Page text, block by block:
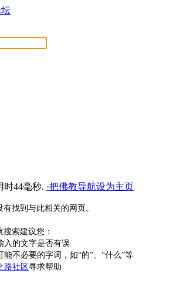
时44毫秒. ·把佛教导航设为主页
有找到与此相关的网页。
搜索建议您：
入的文字是否有误
能不必要的字词，如“的”、“什么”等
路社区寻求帮助